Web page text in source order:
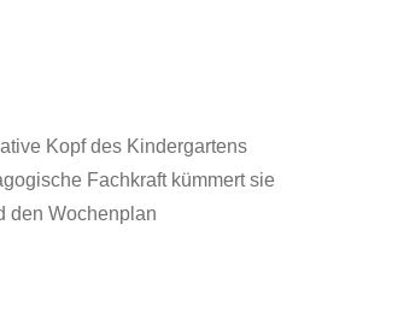
Kopf des Kindergartens
Fachkraft kümmert sie
den Wochenplan